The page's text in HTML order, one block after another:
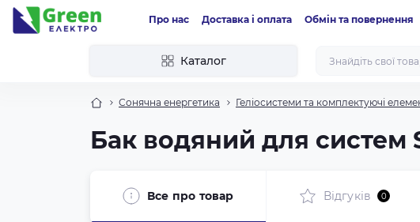
Про нас Доставка і оплата Обмін та повернення
Каталог
Сонячна енергетика Геліосистеми та комплектуючі
Бак водяний для систем
Все про товар Відгуків 0